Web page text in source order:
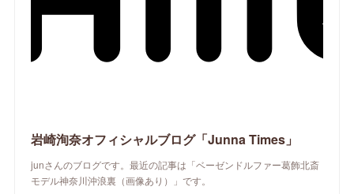
岩崎洵奈オフィシャルブログ「Junna Times」
junさんのブログです。最近の記事は「ベーゼンドルファー葛飾北斎
モデル神奈川沖浪裏（画像あり）」です。